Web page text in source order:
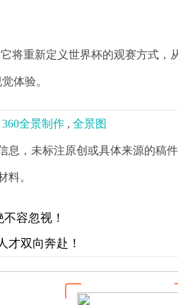
将重新定义世界杯的观赛方式，
体验。
360全景制作 , 全景图
息，未标注原创或具体来源的稿
料。
容忽视！
才双向奔赴！